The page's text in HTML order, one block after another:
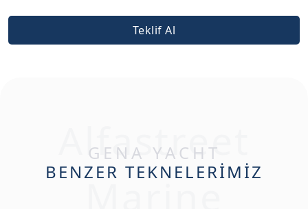
Teklif Al
Alfastreet
GENA YACHT
BENZER TEKNELERİMİZ